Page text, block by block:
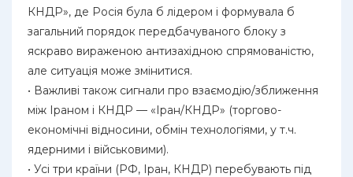
КНДР», де Росія була б лідером і формувала б
загальний порядок передбачуваного блоку з
яскраво вираженою антизахідною спрямованістю,
але ситуація може змінитися.
• Важливі також сигнали про взаємодію/зближення
між Іраном і КНДР — «Іран/КНДР» (торгово-
економічні відносини, обмін технологіями, у т.ч.
ядерними і військовими).
• Усі три країни (РФ, Іран, КНДР) перебувають під